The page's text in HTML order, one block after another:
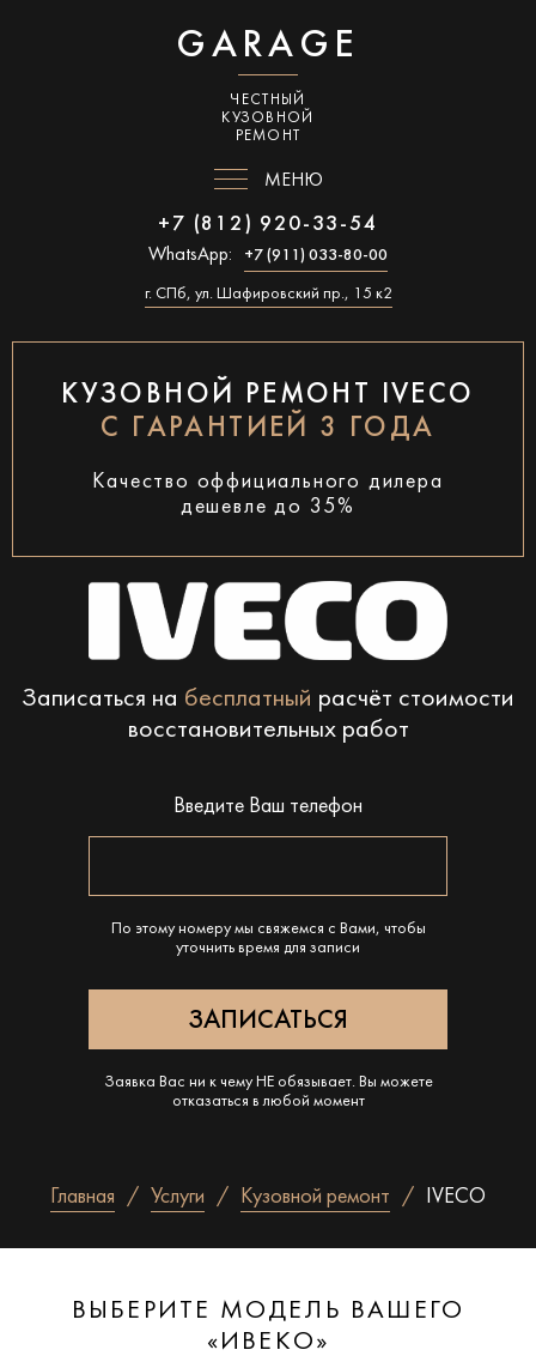
GARAGE
ЧЕСТНЫЙ
КУЗОВНОЙ
РЕМОНТ
МЕНЮ
+7 (812) 920-33-54
WhatsApp: +7 (911) 033-80-00
г. СПб, ул. Шафировский пр., 15 к2
КУЗОВНОЙ РЕМОНТ IVECO
С ГАРАНТИЕЙ 3 ГОДА
Качество оффициального дилера
дешевле до 35%
Записаться на бесплатный расчёт стоимости
восстановительных работ
Введите Ваш телефон
По этому номеру мы свяжемся с Вами, чтобы
уточнить время для записи
Заявка Вас ни к чему НЕ обязывает. Вы можете
отказаться в любой момент
Главная Услуги Кузовной ремонт IVECO
ВЫБЕРИТЕ МОДЕЛЬ ВАШЕГО
«ИВЕКО»